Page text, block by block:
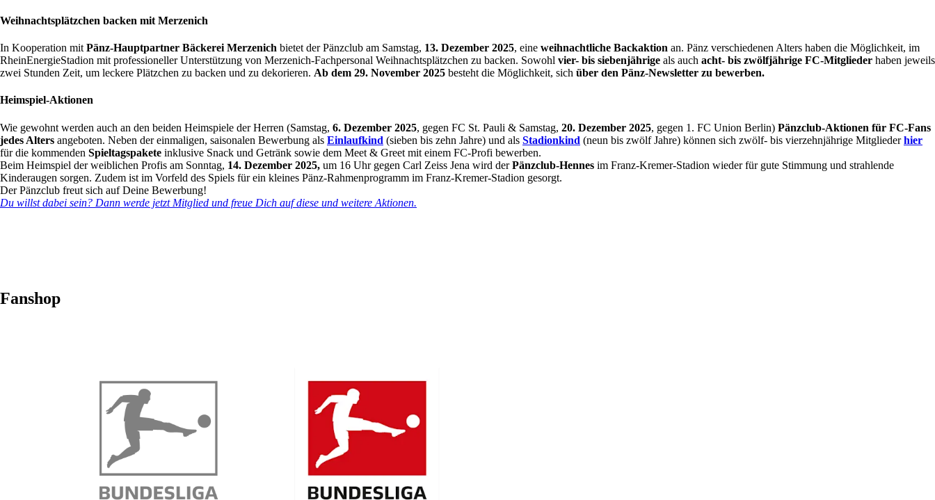
Weihnachtsplätzchen backen mit Merzenich
In Kooperation mit Pänz-Hauptpartner Bäckerei Merzenich bietet der Pänzclub am Samstag, 13. Dezember 2025, eine weihnachtliche Backaktion an. Pänz verschiedenen Alters haben die Möglichkeit, im
RheinEnergieStadion mit professioneller Unterstützung von Merzenich-Fachpersonal Weihnachtsplätzchen zu backen. Sowohl vier- bis siebenjährige als auch acht- bis zwölfjährige FC-Mitglieder haben jeweils
zwei Stunden Zeit, um leckere Plätzchen zu backen und zu dekorieren. Ab dem 29. November 2025 besteht die Möglichkeit, sich über den Pänz-Newsletter zu bewerben.
Heimspiel-Aktionen
Wie gewohnt werden auch an den beiden Heimspiele der Herren (Samstag, 6. Dezember 2025, gegen FC St. Pauli & Samstag, 20. Dezember 2025, gegen 1. FC Union Berlin) Pänzclub-Aktionen für FC-Fans
jedes Alters angeboten. Neben der einmaligen, saisonalen Bewerbung als Einlaufkind (sieben bis zehn Jahre) und als Stadionkind (neun bis zwölf Jahre) können sich zwölf- bis vierzehnjährige Mitgliederhier
für die kommenden Spieltagspakete inklusive Snack und Getränk sowie dem Meet & Greet mit einem FC-Profi bewerben.
Beim Heimspiel der weiblichen Profis am Sonntag, 14. Dezember 2025, um 16 Uhr gegen Carl Zeiss Jena wird derPänzclub-Hennes im Franz-Kremer-Stadion wieder für gute Stimmung und strahlende
Kinderaugen sorgen. Zudem ist im Vorfeld des Spiels für ein kleines Pänz-Rahmenprogramm im Franz-Kremer-Stadion gesorgt.
Der Pänzclub freut sich auf Deine Bewerbung!
Du willst dabei sein? Dann werde jetzt Mitglied und freue Dich auf diese und weitere Aktionen.
Fanshop